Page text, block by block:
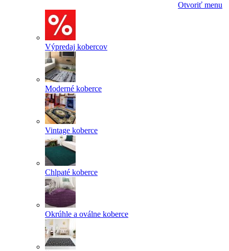
Otvoriť menu
Výpredaj kobercov
Moderné koberce
Vintage koberce
Chlpaté koberce
Okrúhle a oválne koberce